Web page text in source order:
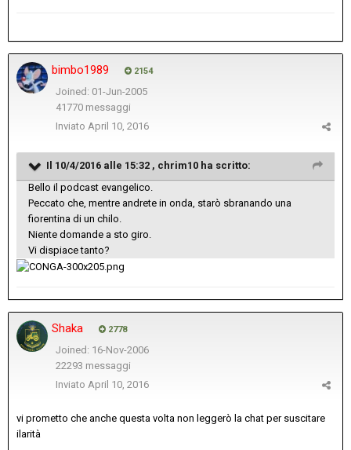
bimbo1989 2154
Joined: 01-Jun-2005
41770 messaggi
Inviato April 10, 2016
Il 10/4/2016 alle 15:32 , chrim10 ha scritto:
Bello il podcast evangelico.
Peccato che, mentre andrete in onda, starò sbranando una
fiorentina di un chilo.
Niente domande a sto giro.
Vi dispiace tanto?
Shaka 2778
Joined: 16-Nov-2006
22293 messaggi
Inviato April 10, 2016
vi prometto che anche questa volta non leggerò la chat per suscitare
ilarità